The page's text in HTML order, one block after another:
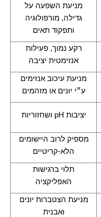
מניעת השפעה על
גדילה, מורפולוגיה
ותפקוד תאים
רקע נמוך, פעילות
אנזימטית יציבה
מניעת עיכוב אנזימים
ע״י יונים או מזהמים
יציבות pH ושחזוריות
מספיק לרוב היישומים
הלא-קריטיים
תלוי ברגישות
האפליקציה
מניעת הצטברות יונים
ואבנית